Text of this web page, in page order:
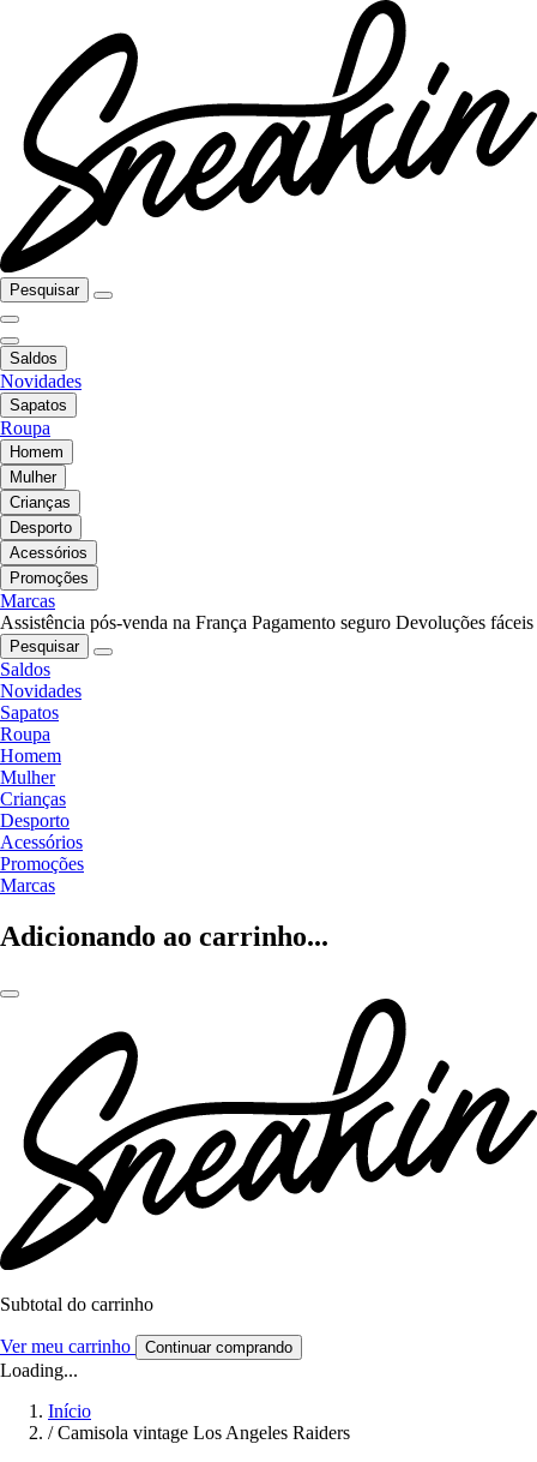
Pesquisar
Saldos
Novidades
Sapatos
Roupa
Homem
Mulher
Crianças
Desporto
Acessórios
Promoções
Marcas
Assistência pós-venda na França Pagamento seguro Devoluções fáceis
Pesquisar
Saldos
Novidades
Sapatos
Roupa
Homem
Mulher
Crianças
Desporto
Acessórios
Promoções
Marcas
Adicionando ao carrinho...
Subtotal do carrinho
Ver meu carrinho Continuar comprando
Loading...
Início
/ Camisola vintage Los Angeles Raiders